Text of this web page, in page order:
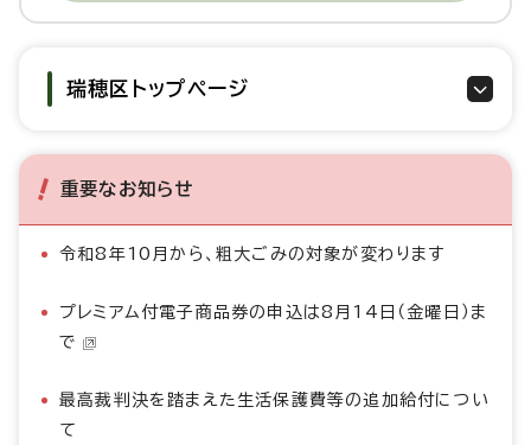
瑞穂区トップページ
重要なお知らせ
令和8年10月から、粗大ごみの対象が変わります
プレミアム付電子商品券の申込は8月14日（金曜日）ま
で
最高裁判決を踏まえた生活保護費等の追加給付につい
て